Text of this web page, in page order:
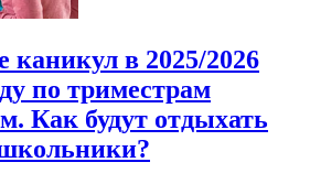
каникул в 2025/2026
по триместрам
Как будут отдыхать